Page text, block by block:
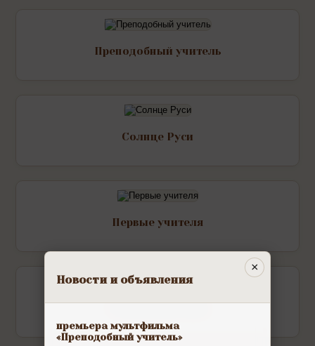
Преподобный учитель
Солнце Руси
Первые учителя
×
Новости и объявления
премьера мультфильма
«Преподобный учитель»